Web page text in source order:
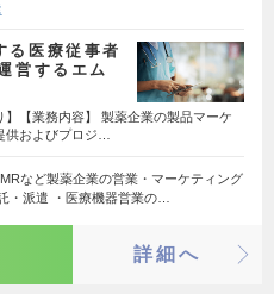
る医療従事者
営するエム
】【業務内容】 製薬企業の製品マーケ
供およびプロジ…
など製薬企業の営業・マーケティング
・派遣 ・医療機器営業の…
詳細へ